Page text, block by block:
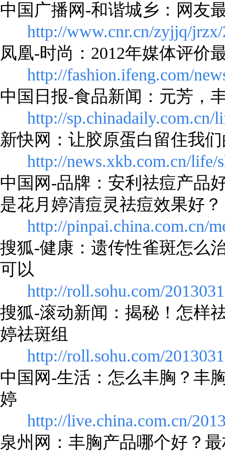
中国广播网-和谐城乡：网友
http://www.cnr.cn/zyjjq/
凤凰-时尚：2012年媒体评价
http://fashion.ifeng.com/
中国日报-食品新闻：元芳，
http://sp.chinadaily.com.cn/
新快网：让胶原蛋白留住我
http://news.xkb.com.cn/life/
中国网-品牌：安利祛痘产品
是花月婷清痘灵祛痘效果好？
http://pinpai.china.com.cn/
搜狐-健康：遗传性雀斑怎么
可以
http://roll.sohu.com/
搜狐-滚动新闻：揭秘！怎样
婷祛斑组
http://roll.sohu.com/
中国网-生活：怎么丰胸？丰
婷
http://live.china.com.cn/
泉州网：丰胸产品哪个好？